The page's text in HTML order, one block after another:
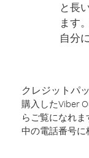
と長
ます
自分
クレジットパ
購入したViber
らご覧になれ
中の電話番号に